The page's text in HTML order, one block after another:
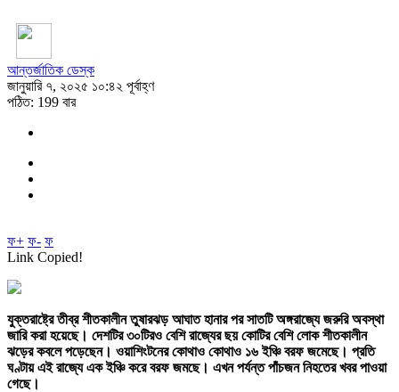
আন্তর্জাতিক ডেস্ক
জানুয়ারি ৭, ২০২৫ ১০:৪২ পূর্বাহ্ণ
পঠিত: 199 বার
ফ+ ফ- ফ
Link Copied!
যুক্তরাষ্ট্রে তীব্র শীতকালীন তুষারঝড় আঘাত হানার পর সাতটি অঙ্গরাজ্যে জরুরি অবস্থা
জারি করা হয়েছে। দেশটির ৩০টিরও বেশি রাজ্যের ছয় কোটির বেশি লোক শীতকালীন
ঝড়ের কবলে পড়েছেন। ওয়াশিংটনের কোথাও কোথাও ১৬ ইঞ্চি বরফ জমেছে। প্রতি
ঘণ্টায় এই রাজ্যে এক ইঞ্চি করে বরফ জমছে। এখন পর্যন্ত পাঁচজন নিহতের খবর পাওয়া
গেছে।